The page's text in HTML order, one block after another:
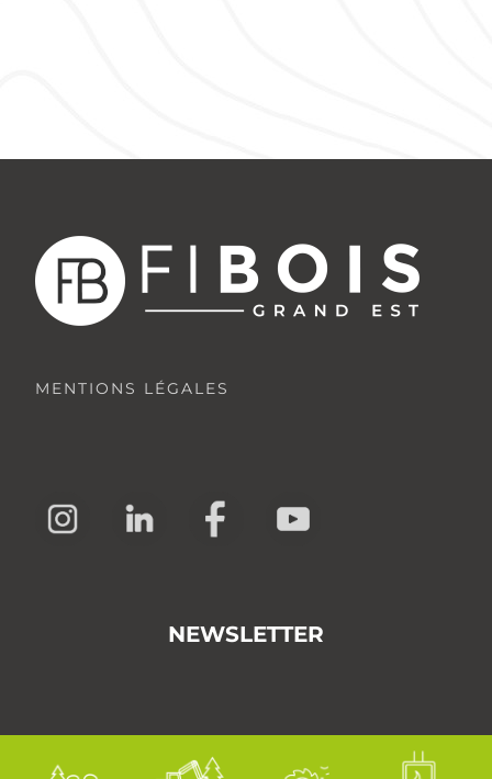
MENTIONS LÉGALES
NEWSLETTER